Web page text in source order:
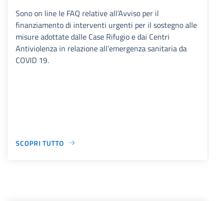
Sono on line le FAQ relative all’Avviso per il
finanziamento di interventi urgenti per il sostegno alle
misure adottate dalle Case Rifugio e dai Centri
Antiviolenza in relazione all’emergenza sanitaria da
COVID 19.
SCOPRI TUTTO